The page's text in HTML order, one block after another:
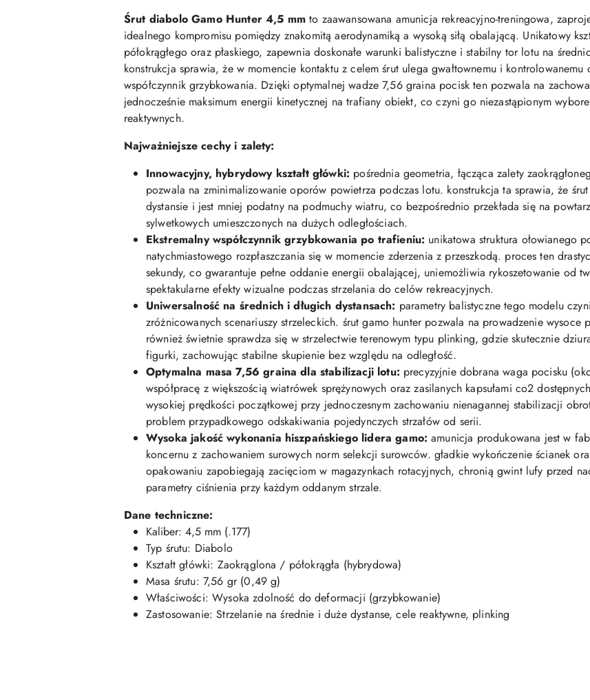
Śrut diabolo Gamo Hunter 4,5 mmto zaawansowana amunicja rekreacyjno-treningowa,
idealnego kompromisu pomiędzy znakomitą aerodynamiką a wysoką siłą obalającą. Unikatowy
półokrągłego oraz płaskiego, zapewnia doskonałe warunki balistyczne i stabilny tor lotu na
konstrukcja sprawia, że w momencie kontaktu z celem śrut ulega gwałtownemu i kontrolowanemu
współczynnik grzybkowania. Dzięki optymalnej wadze 7,56 graina pocisk ten pozwala na
jednocześnie maksimum energii kinetycznej na trafiany obiekt, co czyni go niezastąpionym
reaktywnych.
Najważniejsze cechy i zalety:
Innowacyjny, hybrydowy kształt główki: pośrednia geometria, łącząca zalety
pozwala na zminimalizowanie oporów powietrza podczas lotu. konstrukcja ta sprawia, że
dystansie i jest mniej podatny na podmuchy wiatru, co bezpośrednio przekłada się na
sylwetkowych umieszczonych na dużych odległościach.
Ekstremalny współczynnik grzybkowania po trafieniu: unikatowa struktura ołowianego
natychmiastowego rozpłaszczania się w momencie zderzenia z przeszkodą. proces ten
sekundy, co gwarantuje pełne oddanie energii obalającej, uniemożliwia rykoszetowanie od
spektakularne efekty wizualne podczas strzelania do celów rekreacyjnych.
Uniwersalność na średnich i długich dystansach: parametry balistyczne tego modelu
zróżnicowanych scenariuszy strzeleckich. śrut gamo hunter pozwala na prowadzenie
również świetnie sprawdza się w strzelectwie terenowym typu plinking, gdzie skutecznie
figurki, zachowując stabilne skupienie bez względu na odległość.
Optymalna masa 7,56 graina dla stabilizacji lotu: precyzyjnie dobrana waga pocisku
współpracę z większością wiatrówek sprężynowych oraz zasilanych kapsułami co2
wysokiej prędkości początkowej przy jednoczesnym zachowaniu nienagannej stabilizacji
problem przypadkowego odskakiwania pojedynczych strzałów od serii.
Wysoka jakość wykonania hiszpańskiego lidera gamo: amunicja produkowana jest w
koncernu z zachowaniem surowych norm selekcji surowców. gładkie wykończenie ścianek
opakowaniu zapobiegają zacięciom w magazynkach rotacyjnych, chronią gwint lufy przed
parametry ciśnienia przy każdym oddanym strzale.
Dane techniczne:
Kaliber: 4,5 mm (.177)
Typ śrutu: Diabolo
Kształt główki: Zaokrąglona / półokrągła (hybrydowa)
Masa śrutu: 7,56 gr (0,49 g)
Właściwości: Wysoka zdolność do deformacji (grzybkowanie)
Zastosowanie: Strzelanie na średnie i duże dystanse, cele reaktywne, plinking